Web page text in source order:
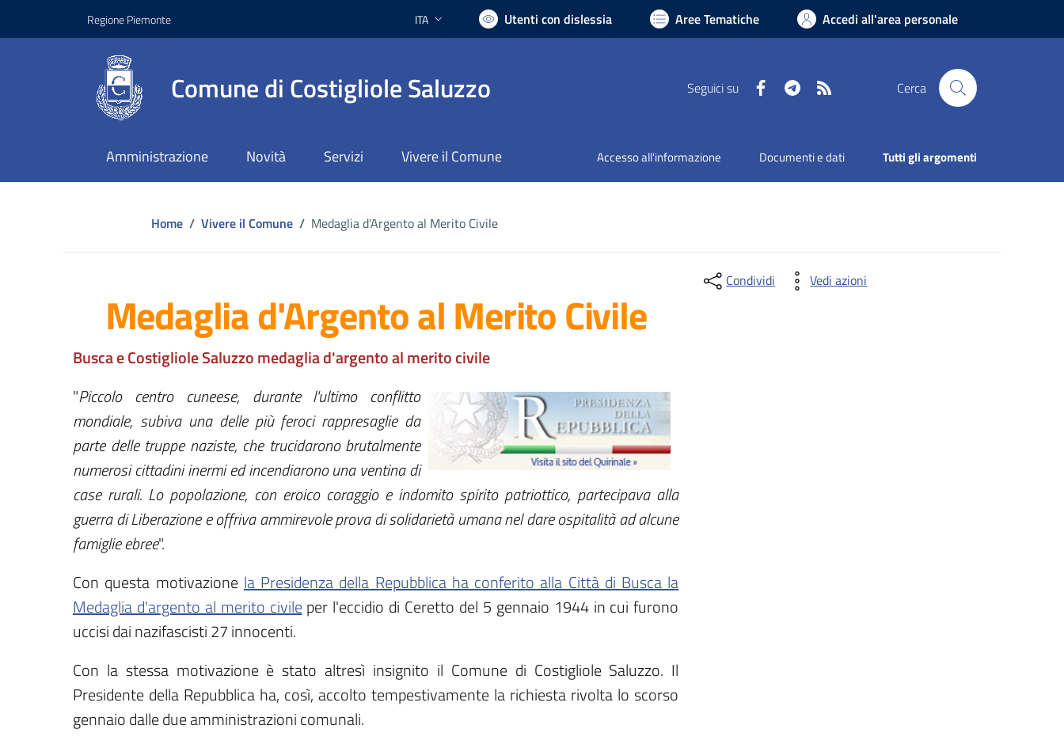
Regione Piemonte Lingua attiva:
ITA Utenti con dislessia Aree Tematiche Accedi all'area personale
Comune di Costigliole Saluzzo Seguici su FacebookTelegram Cerca
Amministrazione Novità Servizi Vivere il Comune Accesso all'informazione Documenti e dati Tutti gli argomenti
Home / Vivere il Comune / Medaglia d'Argento al Merito Civile
Medaglia d'Argento al Merito Civile
Busca e Costigliole Saluzzo medaglia d'argento al merito civile
"Piccolo centro cuneese, durante l'ultimo conflitto
mondiale, subiva una delle più feroci rappresaglie da
parte delle truppe naziste, che trucidarono brutalmente
numerosi cittadini inermi ed incendiarono una ventina di
case rurali. Lo popolazione, con eroico coraggio e indomito spirito patriottico, partecipava alla
guerra di Liberazione e offriva ammirevole prova di solidarietà umana nel dare ospitalità ad alcune
famiglie ebree".
Con questa motivazione la Presidenza della Repubblica ha conferito alla Città di Busca la
Medaglia d'argento al merito civile per l'eccidio di Ceretto del 5 gennaio 1944 in cui furono
uccisi dai nazifascisti 27 innocenti.
Con la stessa motivazione è stato altresì insignito il Comune di Costigliole Saluzzo. Il
Presidente della Repubblica ha, così, accolto tempestivamente la richiesta rivolta lo scorso
gennaio dalle due amministrazioni comunali.
Condividi Vedi azioni